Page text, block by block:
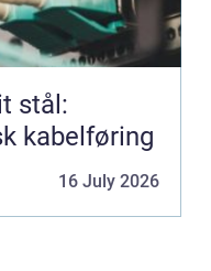
stål:
kabelføring
16 July 2026